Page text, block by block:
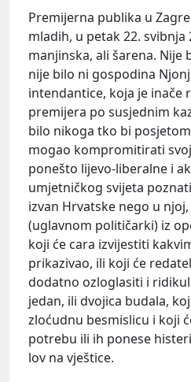
Premijerna publika u
mladih, u petak 22. svibnja
manjinska, ali šarena. Nije
nije bilo ni gospodina
intendantice, koja je inače
premijera po susjednim
bilo nikoga tko bi
mogao kompromitirati
ponešto lijevo-liberalne i
umjetničkog svijeta
izvan Hrvatske nego u
(uglavnom političarki) iz
koji će cara izvijestiti
prikazivao, ili koji će
dodatno ozloglasiti i
jedan, ili dvojica budala,
zloćudnu besmislicu i koji
potrebu ili ih ponese
lov na vještice.